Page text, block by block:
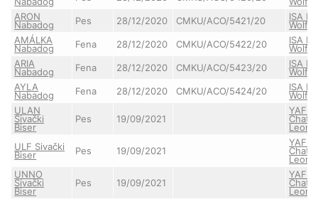
ARON
Nabadog Pes 28/12/2020 CMKU/ACO/5421/20 ISA
Wolf
AMÁLKA
Nabadog Fena 28/12/2020 CMKU/ACO/5422/20 ISA
Wolf
ARIA
Nabadog Fena 28/12/2020 CMKU/ACO/5423/20 ISA
Wolf
AYLA
Nabadog Fena 28/12/2020 CMKU/ACO/5424/20 ISA
Wolf
ULAN
Sivački
Biser
Pes 19/09/2021 Chaty
Leona
ULF Sivački
Biser Pes 19/09/2021 Chaty
Leona
UNNO
Sivački
Biser
Pes 19/09/2021 Chaty
Leona